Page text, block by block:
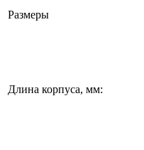
Размеры
Длина корпуса, мм: